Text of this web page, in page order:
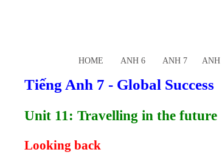
HOME ANH 6 ANH 7 ANH
Tiếng Anh 7 - Global Success
Unit 11: Travelling in the future
Looking back